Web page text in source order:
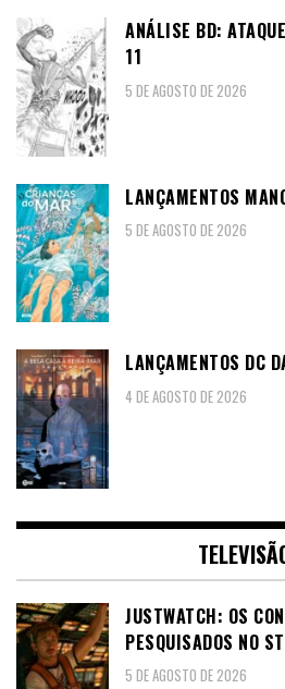
ANÁLISE BD:
11
5 DE AGOSTO DE 2026
LANÇAMENTOS
5 DE AGOSTO DE 2026
LANÇAMENTOS DC
4 DE AGOSTO DE 2026
JUSTWATCH: OS
PESQUISADOS NO
5 DE AGOSTO DE 2026